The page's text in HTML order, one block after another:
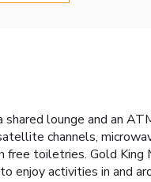
lounge and an
channels,
toiletries. Gold King
activities in and